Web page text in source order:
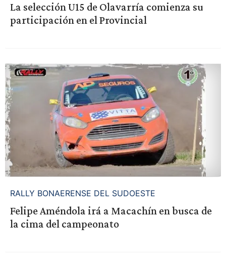
La selección U15 de Olavarría comienza su
participación en el Provincial
RALLY BONAERENSE DEL SUDOESTE
Felipe Améndola irá a Macachín en busca de
la cima del campeonato